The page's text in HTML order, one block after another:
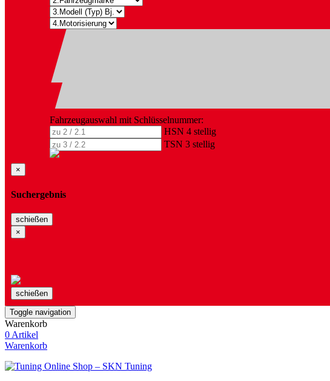
Fahrzeugauswahl mit Schlüsselnummer:
HSN 4 stellig
TSN 3 stellig
×
Suchergebnis
schießen
×
schießen
Toggle navigation
Warenkorb
0 Artikel
Warenkorb